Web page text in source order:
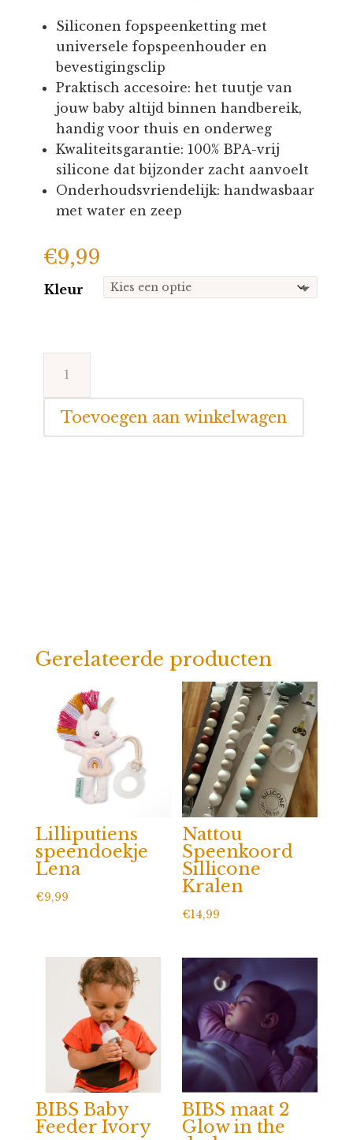
Siliconen fopspeenketting met
universele fopspeenhouder en
bevestigingsclip
Praktisch accesoire: het tuutje van
jouw baby altijd binnen handbereik,
handig voor thuis en onderweg
Kwaliteitsgarantie: 100% BPA-vrij
silicone dat bijzonder zacht aanvoelt
Onderhoudsvriendelijk: handwasbaar
met water en zeep
€9,99
Kleur
sillicone
speenkoord
aantal
Toevoegen aan winkelwagen
Gerelateerde producten
Lilliputiens
speendoekje
Lena
€9,99
Nattou
Speenkoord
Sillicone
Kralen
€14,99
BIBS Baby
Feeder Ivory
BIBS maat 2
Glow in the